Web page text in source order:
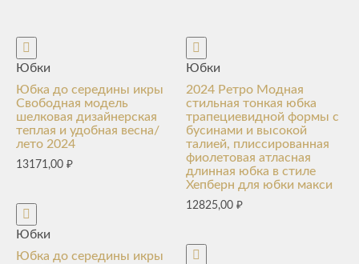
Юбки
Юбка до середины икры
Свободная модель
шелковая дизайнерская
теплая и удобная весна/
лето 2024
13171,00 ₽
Юбки
Юбка до середины икры
Юбки
2024 Ретро Модная
стильная тонкая юбка
трапециевидной формы с
бусинами и высокой
талией, плиссированная
фиолетовая атласная
длинная юбка в стиле
Хепберн для юбки макси
12825,00₽